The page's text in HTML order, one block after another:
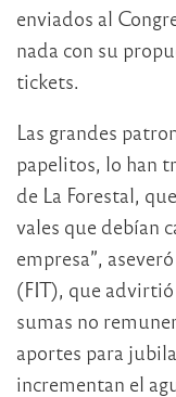
enviados al
nada con su
tickets.
Las grandes
papelitos, lo han
de La Forestal,
vales que debían
empresa”,
(FIT), que
sumas no
aportes para
incrementan el